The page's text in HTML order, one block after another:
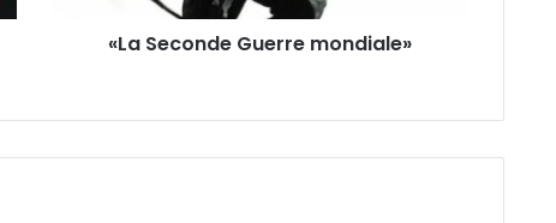
e
«La Seconde Guerre mondiale»